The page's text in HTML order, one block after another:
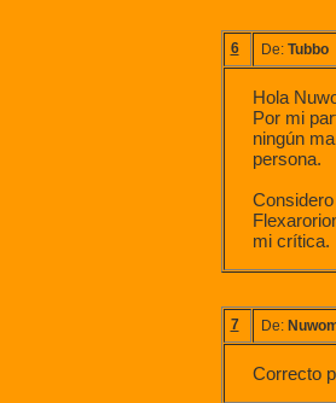
6 De: Tubbo
Hola
Por mi
ningún
persona.
mi crítica.
7 De:
Correcto